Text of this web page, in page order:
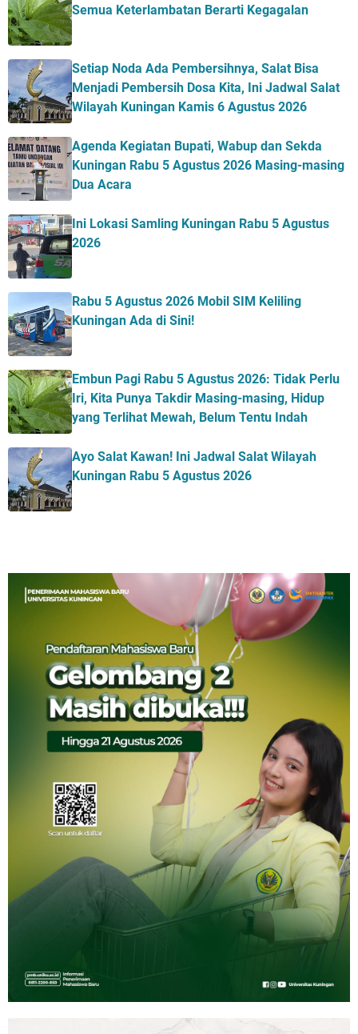
Semua Keterlambatan Berarti Kegagalan
Setiap Noda Ada Pembersihnya, Salat Bisa
Menjadi Pembersih Dosa Kita, Ini Jadwal Salat
Wilayah Kuningan Kamis 6 Agustus 2026
Agenda Kegiatan Bupati, Wabup dan Sekda
Kuningan Rabu 5 Agustus 2026 Masing-masing
Dua Acara
Ini Lokasi Samling Kuningan Rabu 5 Agustus
2026
Rabu 5 Agustus 2026 Mobil SIM Keliling
Kuningan Ada di Sini!
Embun Pagi Rabu 5 Agustus 2026: Tidak Perlu
Iri, Kita Punya Takdir Masing-masing, Hidup
yang Terlihat Mewah, Belum Tentu Indah
Ayo Salat Kawan! Ini Jadwal Salat Wilayah
Kuningan Rabu 5 Agustus 2026